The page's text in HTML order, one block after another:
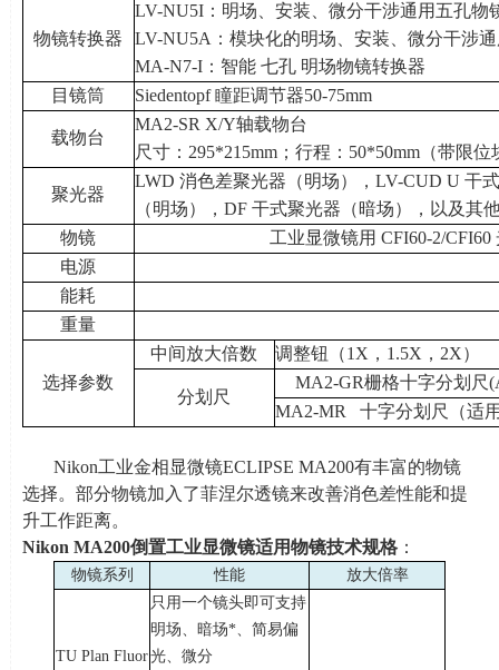
物镜转换器
LV-NU5I：明场、安装、微分干涉通用五孔物
LV-NU5A：模块化的明场、安装、微分干涉
MA-N7-I：智能 七孔 明场物镜转换器
目镜筒
Siedentopf 瞳距调节器50-75mm
载物台
MA2-SR X/Y轴载物台
尺寸： 295*215mm；行程： 50*50mm（带限位
聚光器
LWD 消色差聚光器（明场）， LV-CUD U 干
（明场）， DF 干式聚光器（暗场），以及其
物镜
工业显微镜用 CFI60-2/CFI60
电源
能耗
重量
选择参数
中间放大倍数 调整钮（1X ， 1.5X ， 2X）
分划尺
MA2-GR栅格十字分划尺
MA2-MR
十字分划尺（适
Nikon工业金相显微镜ECLIPSE MA200有丰富的物镜
选择。部分物镜加入了菲涅尔透镜来改善消色差性能和提
升工作距离。
Nikon MA200倒置工业显微镜适用物镜技术规格：
物镜系列 性能 放大倍率
TU Plan Fluor
只用一个镜头即可支持
明场、暗场*、简易偏
光、微分